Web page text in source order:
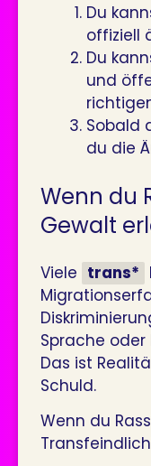
Du
offiziell
Du
und
Sobald
du die
Wenn du
Gewalt
Viele trans*
Sprache oder
Das ist
Schuld.
Wenn du